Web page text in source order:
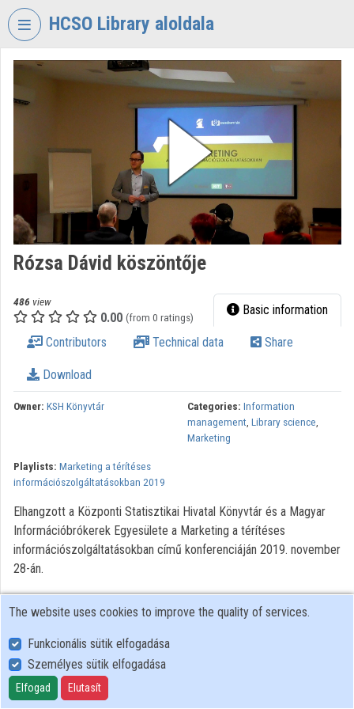
Skip header
HCSO Library aloldala
TORIUM
STATISTICAL
LIBRARY
Organization home
Categories
Organization playlists
Rózsa Dávid köszöntője
486 view
0.00 (from 0 ratings) Basic information
Contributors Technical data Share
Download
Owner: KSH Könyvtár Categories: Information
management, Library science,
Marketing
Playlists: Marketing a térítéses
információszolgáltatásokban 2019
Elhangzott a Központi Statisztikai Hivatal Könyvtár és a Magyar
Információbrókerek Egyesülete a Marketing a térítéses
információszolgáltatásokban című konferenciáján 2019. november
28-án.
User Policy
Adatkezelési tájékoztató (en)
Cookie Policy
The website uses cookies to improve the quality of services.
Funkcionális sütik elfogadása
Személyes sütik elfogadása
Elfogad Elutasít